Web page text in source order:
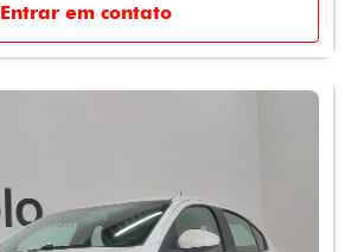
Entrar em contato